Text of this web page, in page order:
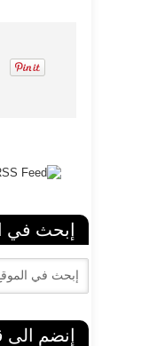
إبحث في
إنضم الى